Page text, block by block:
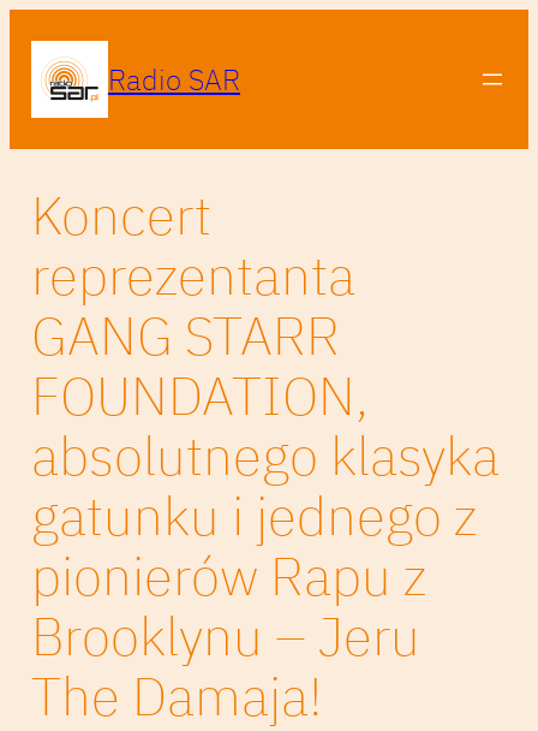
Radio SAR
Koncert
reprezentanta
GANG STARR
FOUNDATION,
absolutnego klasyka
gatunku i jednego z
pionierów Rapu z
Brooklynu – Jeru
The Damaja!